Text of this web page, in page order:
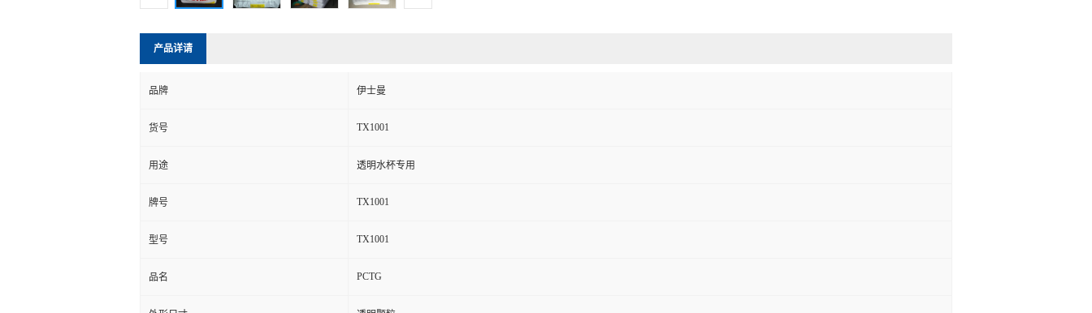
产品详请
品牌 伊士曼
货号 TX1001
用途 透明水杯专用
牌号 TX1001
型号 TX1001
品名 PCTG